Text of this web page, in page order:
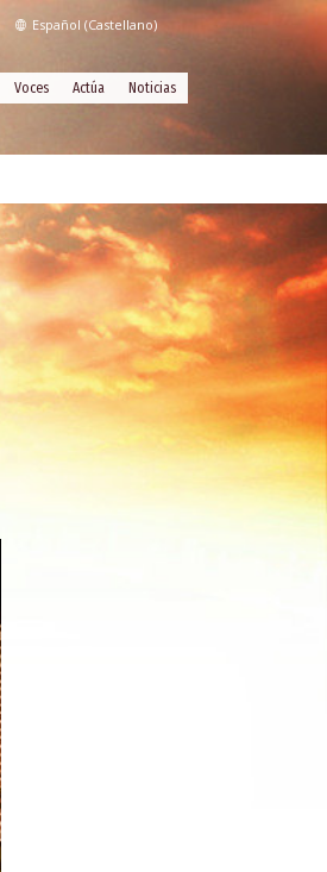
Español (Castellano)
Voces Actúa Noticias